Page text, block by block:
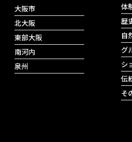
大阪市
北大阪
東部大阪
南河内
泉州
体
歴
自
グ
シ
伝
そ